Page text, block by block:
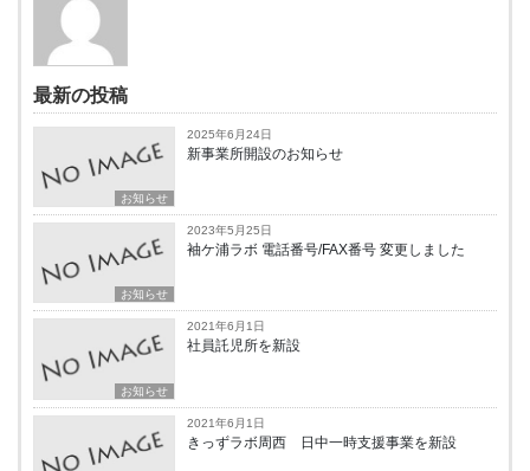
最新の投稿
お知らせ
2025年6月24日
新事業所開設のお知らせ
お知らせ
2023年5月25日
袖ケ浦ラボ 電話番号/FAX番号 変更しました
お知らせ
2021年6月1日
社員託児所を新設
2021年6月1日
きっずラボ周西 日中一時支援事業を新設